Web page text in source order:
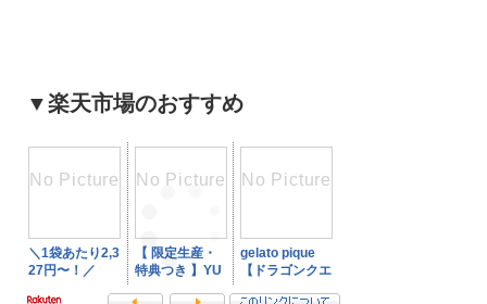
▼楽天市場のおすすめ